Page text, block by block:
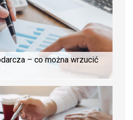
– co można wrzucić